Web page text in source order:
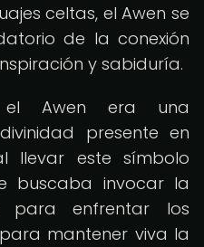
celtas, el Awen se
de la conexión
y sabiduría.
Awen era una
presente en
llevar este símbolo
buscaba invocar la
para enfrentar los
mantener viva la